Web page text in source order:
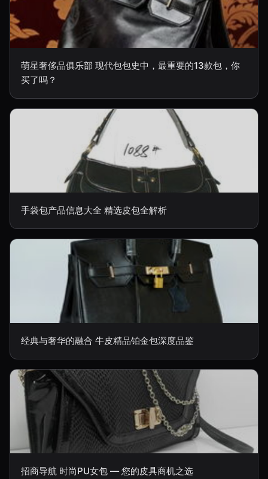
萌星奢侈品俱乐部 现代包包史中，最重要的13款包，你
买了吗？
手袋包产品信息大全 精选皮包全解析
经典与奢华的融合 牛皮精品铂金包深度品鉴
招商导航 时尚PU女包 — 您的皮具商机之选